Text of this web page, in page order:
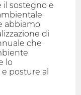
sostegno e
abbiamo
di
che
lo
posture al